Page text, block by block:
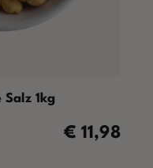
1kg
Regulärer
€ 11,98